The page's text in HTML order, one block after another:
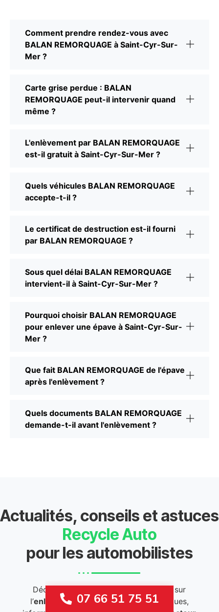
Comment prendre rendez-vous avec
BALAN REMORQUAGE à Saint-Cyr-Sur-
Mer ?
Carte grise perdue : BALAN
REMORQUAGE peut-il intervenir quand
même ?
L'enlèvement par BALAN REMORQUAGE
est-il gratuit à Saint-Cyr-Sur-Mer ?
Quels véhicules BALAN REMORQUAGE
accepte-t-il ?
Le certificat de destruction est-il fourni
par BALAN REMORQUAGE ?
Sous quel délai BALAN REMORQUAGE
intervient-il à Saint-Cyr-Sur-Mer ?
Pourquoi choisir BALAN REMORQUAGE
pour enlever une épave à Saint-Cyr-Sur-
Mer ?
Que fait BALAN REMORQUAGE de l'épave
après l'enlèvement ?
Quels documents BALAN REMORQUAGE
demande-t-il avant l'enlèvement ?
Actualités, conseils et astuces
Recycle Auto
pour les automobilistes
Découvrez nos
sur
l’enlèvement d’épaves. Astuces pratiques,
07 66 51 75 51